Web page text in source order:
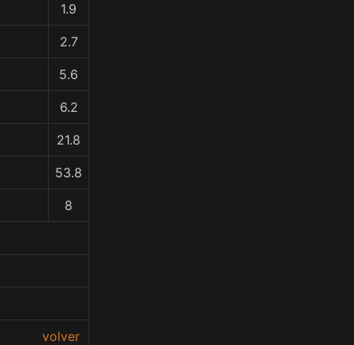
1.9
2.7
5.6
6.2
21.8
53.8
8
volver